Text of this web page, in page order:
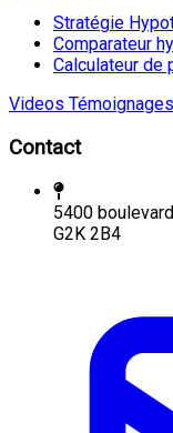
Stratégie
Comparateur
Calculateur de
Videos Témoignages
Contact
5400
G2K 2B4